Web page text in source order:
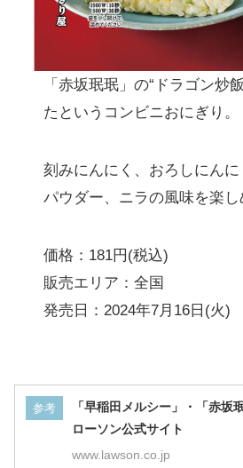
「赤坂珉珉」の“ドラゴン炒
たというコンビニおにぎり。
刻みにんにく、おろしにんに
パウダー、ニラの風味を楽し
価格：181円(税込)
販売エリア：全国
発売日：2024年7月16日(火)
参考
「早稲田メルシー」・「赤坂
ローソン公式サイト
www.lawson.co.jp